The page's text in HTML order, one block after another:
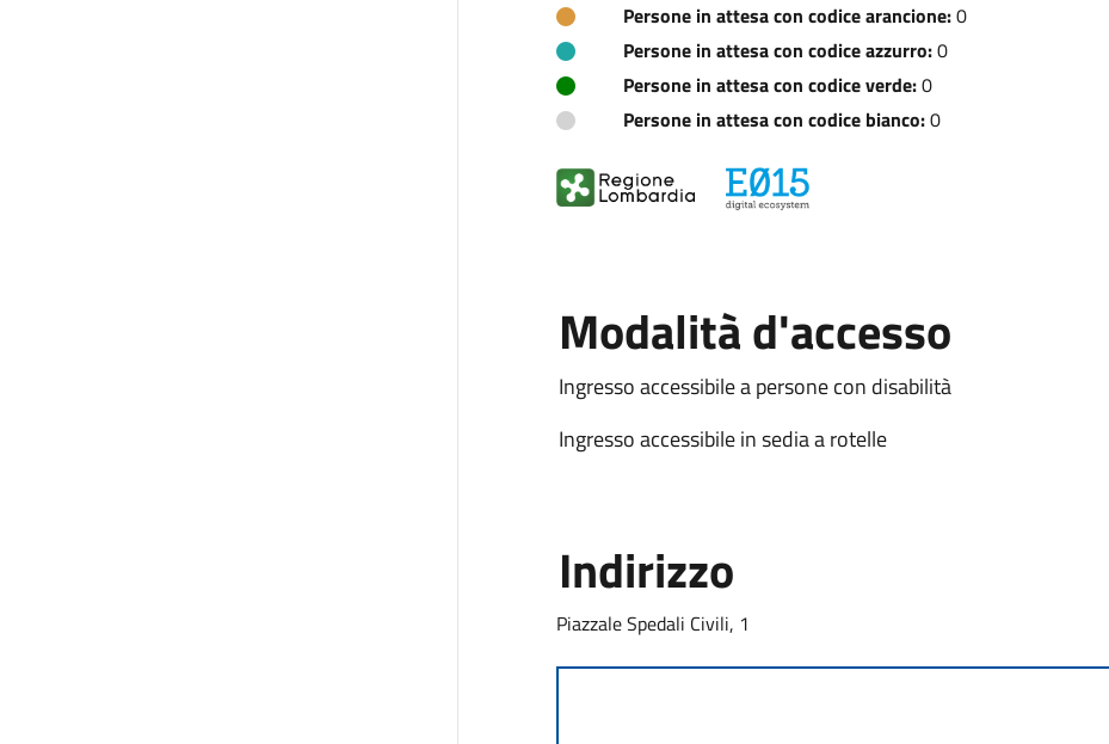
Persone in attesa con codice arancione:0
Persone in attesa con codice azzurro:0
Persone in attesa con codice verde:0
Persone in attesa con codice bianco:0
Modalità d'accesso
Ingresso accessibile a persone con disabilità
Ingresso accessibile in sedia a rotelle
Indirizzo
Piazzale Spedali Civili, 1